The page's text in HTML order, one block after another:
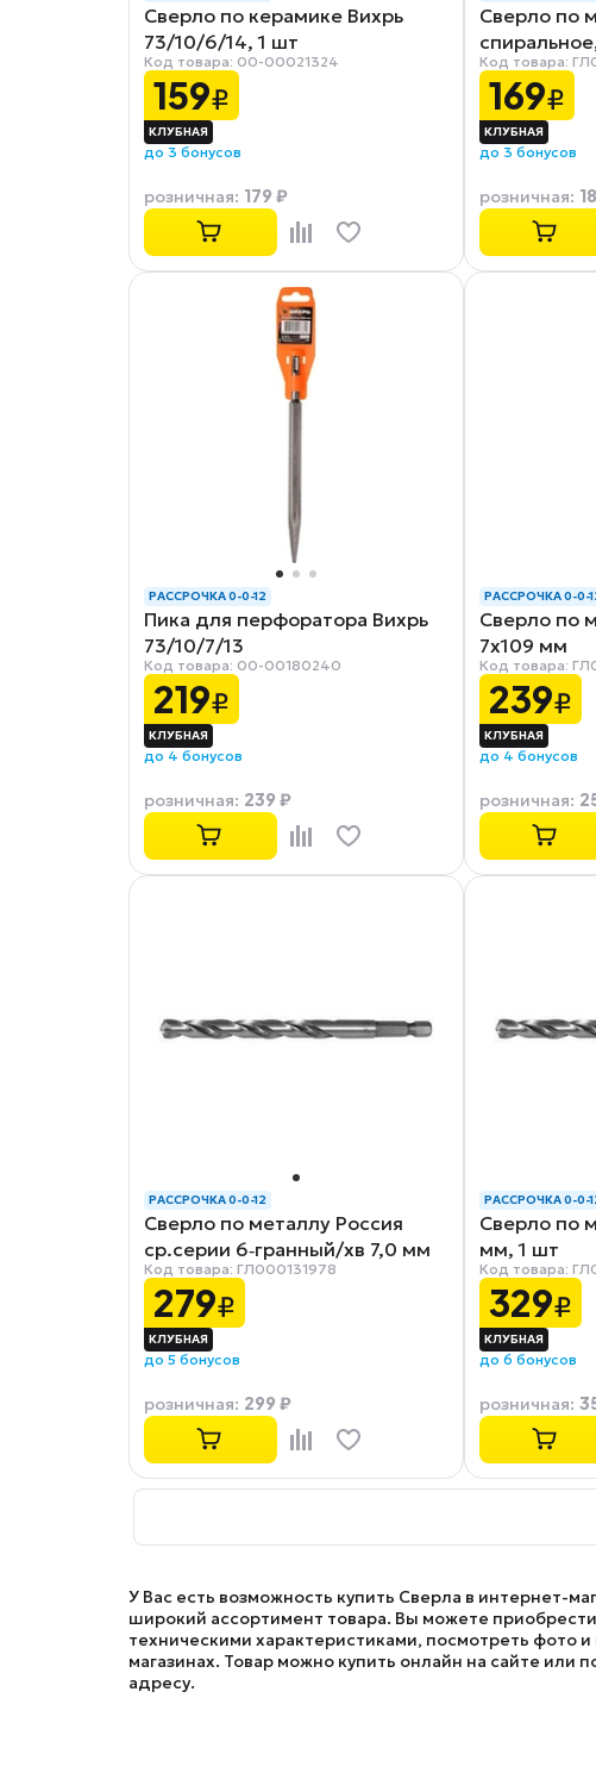
Сверло по керамике Вихрь
73/10/6/14, 1 шт
Код товара: 00-00021324
159₽
до 3 бонусов
розничная: 179 ₽
Сверло по
Р6М5
Код товара:
169₽
до 3 бонусов
розничная:
РАССРОЧКА 0-0-12
Пика для перфоратора Вихрь
73/10/7/13
Код товара: 00-00180240
219₽
до 4 бонусов
розничная: 239 ₽
РАССРОЧКА 0-0-
Сверло по
7x109 мм
Код товара:
239₽
до 4 бонусов
розничная:
РАССРОЧКА 0-0-12
Сверло по металлу Россия
ср.серии 6‑гранный/хв 7,0 мм
Р6М5
Код товара: ГЛ000131978
279₽
до 5 бонусов
розничная: 299 ₽
РАССРОЧКА 0-0-
Сверло по
мм, 1 шт
Код товара:
329₽
до 6 бонусов
розничная:
У Вас есть возможность купить Сверла в интернет-
широкий ассортимент товара. Вы можете
техническими характеристиками, посмотреть фото
магазинах. Товар можно купить онлайн на сайте или
адресу.